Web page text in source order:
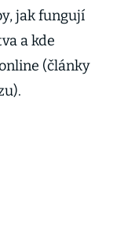
jak fungují
a kde
(články